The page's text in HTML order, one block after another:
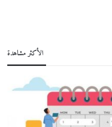
الأكثر مشاهدة